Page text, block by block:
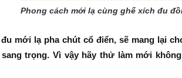
Phong cách mới lạ cùng ghế xích đu
mới lạ pha chút cổ điển, sẽ mang lại
trọng. Vì vậy hãy thử làm mới